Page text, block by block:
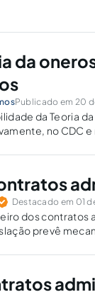
da
Publicado em 20
da Teoria
no CDC
Destacado em 01
dos contratos
prevê